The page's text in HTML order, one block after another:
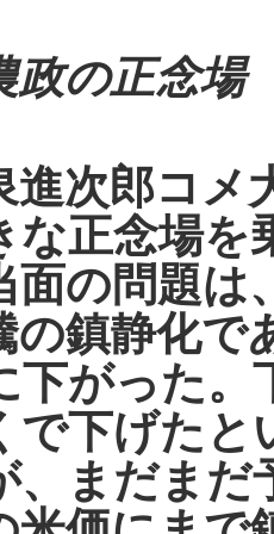
政の正念場
次郎コメ
な正念場を
面の問題は
の鎮静化で
下がった
で下げたと
まだまだ